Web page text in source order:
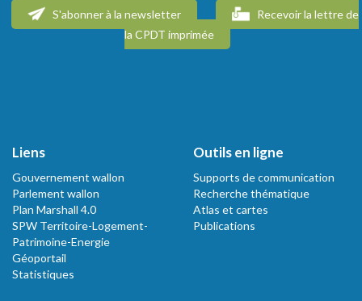
S'abonner à la newsletter
Recevoir la lettre de
la CPDT imprimée
Liens
Gouvernement wallon
Parlement wallon
Plan Marshall 4.0
SPW Territoire-Logement-
Patrimoine-Energie
Géoportail
Statistiques
Outils en ligne
Supports de communication
Recherche thématique
Atlas et cartes
Publications